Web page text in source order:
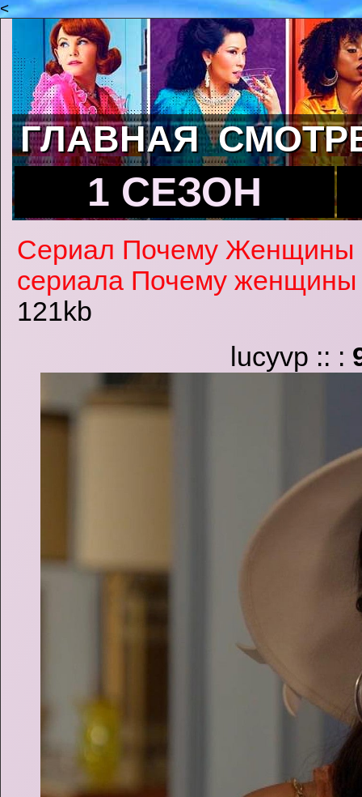
<
ГЛАВНАЯ
1 СЕЗОН
Сериал Почему Женщины
сериала Почему
121kb
lucyvp :: :